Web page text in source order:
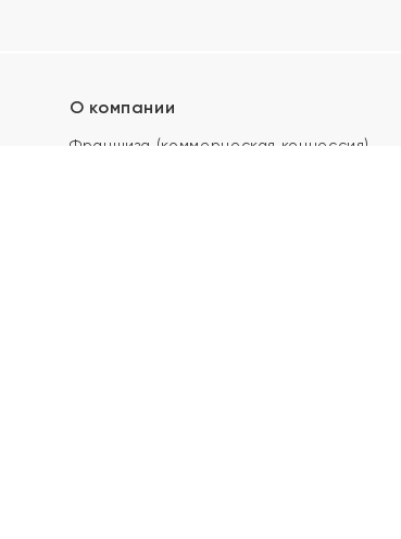
О компании
Франшиза (коммерческая концессия)